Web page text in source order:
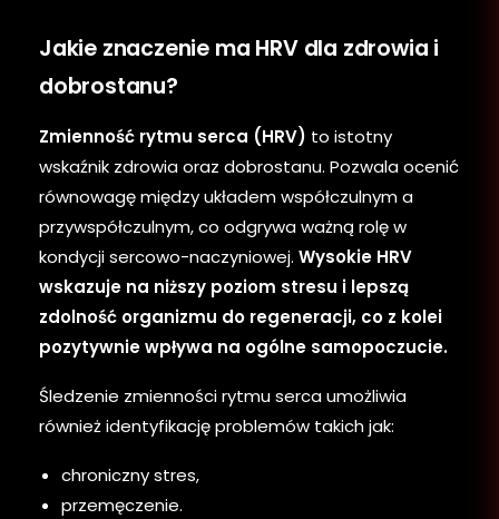
Jakie znaczenie ma HRV dla zdrowia i
dobrostanu?
Zmienność rytmu serca (HRV) to istotny
wskaźnik zdrowia oraz dobrostanu. Pozwala ocenić
równowagę między układem współczulnym a
przywspółczulnym, co odgrywa ważną rolę w
kondycji sercowo-naczyniowej. Wysokie HRV
wskazuje na niższy poziom stresu i lepszą
zdolność organizmu do regeneracji, co z kolei
pozytywnie wpływa na ogólne samopoczucie.
Śledzenie zmienności rytmu serca umożliwia
również identyfikację problemów takich jak:
chroniczny stres,
przemęczenie.